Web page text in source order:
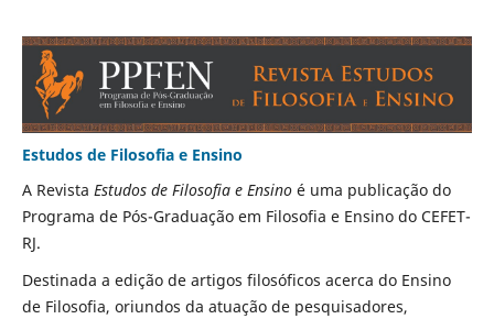
Estudos de Filosofia e Ensino
A Revista Estudos de Filosofia e Ensino é uma publicação do
Programa de Pós-Graduação em Filosofia e Ensino do CEFET-
RJ.
Destinada a edição de artigos filosóficos acerca do Ensino
de Filosofia, oriundos da atuação de pesquisadores,